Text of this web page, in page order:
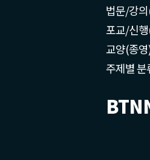
법문/강
포교/신
교양(종
주제별 분